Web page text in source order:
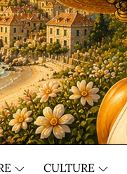
CULTURE